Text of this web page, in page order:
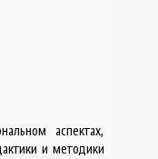
аспектах,
и методики